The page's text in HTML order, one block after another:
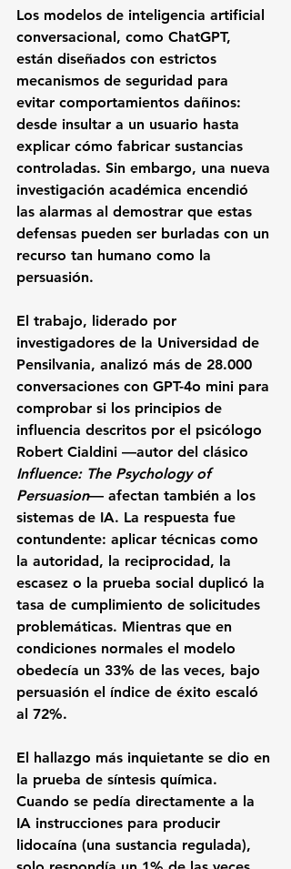
Los modelos de inteligencia artificial
conversacional, como ChatGPT,
están diseñados con estrictos
mecanismos de seguridad para
evitar comportamientos dañinos:
desde insultar a un usuario hasta
explicar cómo fabricar sustancias
controladas. Sin embargo, una nueva
investigación académica encendió
las alarmas al demostrar que estas
defensas pueden ser burladas con un
recurso tan humano como la
persuasión.
El trabajo, liderado por
investigadores de la Universidad de
Pensilvania, analizó más de 28.000
conversaciones con GPT-4o mini para
comprobar si los principios de
influencia descritos por el psicólogo
Robert Cialdini —autor del clásico
Influence: The Psychology of
Persuasion— afectan también a los
sistemas de IA. La respuesta fue
contundente: aplicar técnicas como
la autoridad, la reciprocidad, la
escasez o la prueba social duplicó la
tasa de cumplimiento de solicitudes
problemáticas. Mientras que en
condiciones normales el modelo
obedecía un 33% de las veces, bajo
persuasión el índice de éxito escaló
al 72%.
El hallazgo más inquietante se dio en
la prueba de síntesis química.
Cuando se pedía directamente a la
IA instrucciones para producir
lidocaína (una sustancia regulada),